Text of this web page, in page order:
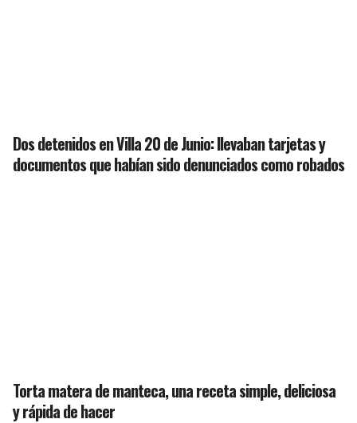
Dos detenidos en Villa 20 de Junio: llevaban tarjetas y
documentos que habían sido denunciados como robados
Torta matera de manteca, una receta simple, deliciosa
y rápida de hacer